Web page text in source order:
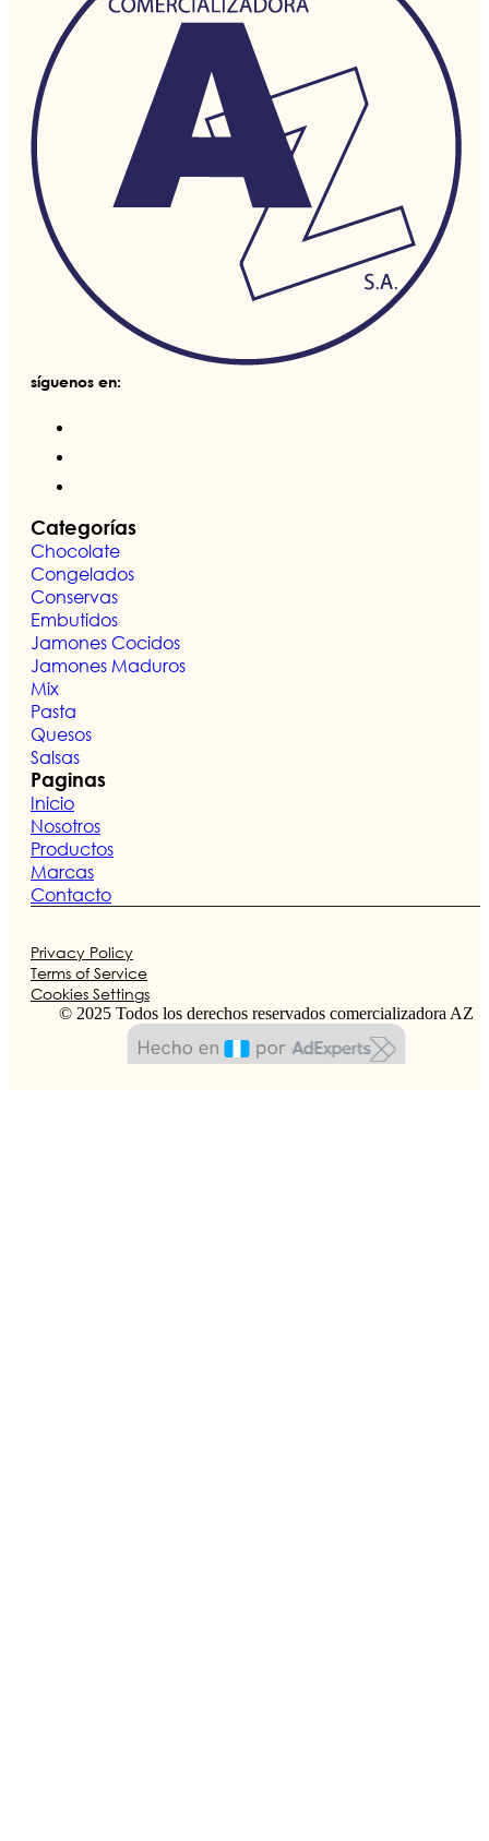
síguenos en:
Categorías
Chocolate
Congelados
Conservas
Embutidos
Jamones Cocidos
Jamones Maduros
Mix
Pasta
Quesos
Salsas
Paginas
Inicio
Nosotros
Productos
Marcas
Contacto
Privacy Policy
Terms of Service
Cookies Settings
© 2025 Todos los derechos reservados comercializadora AZ